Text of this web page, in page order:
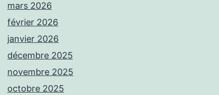
mars 2026
février 2026
janvier 2026
décembre 2025
novembre 2025
octobre 2025